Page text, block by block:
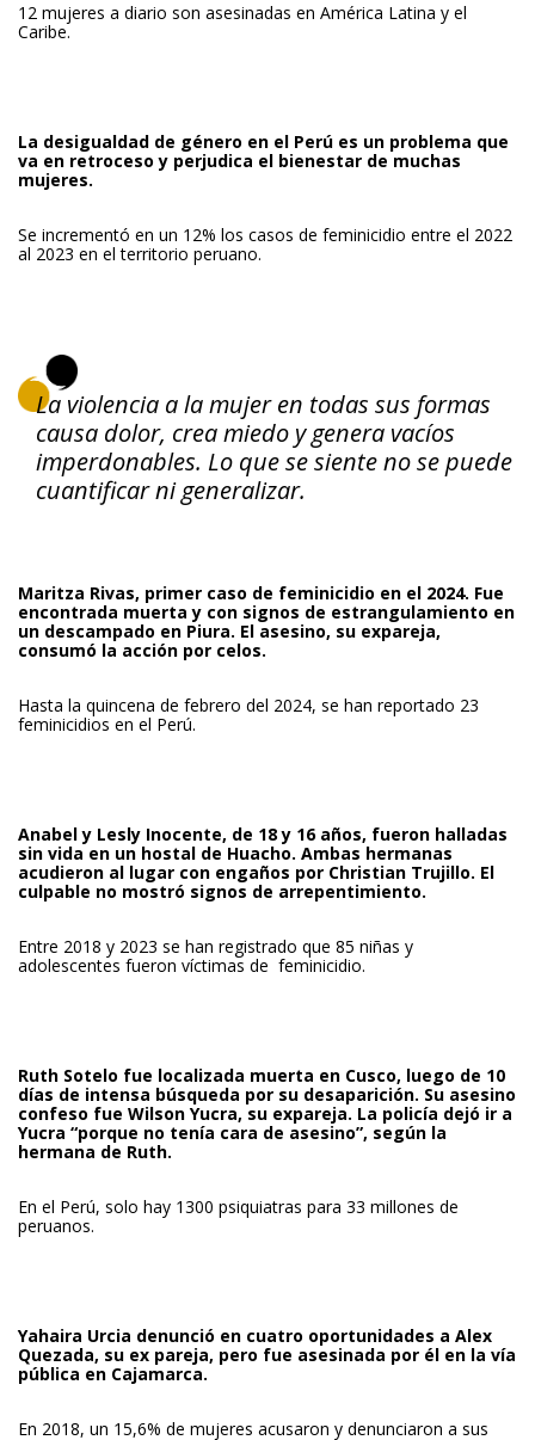
12 mujeres a diario son asesinadas en América Latina y el
Caribe.
La desigualdad de género en el Perú es un problema que
va en retroceso y perjudica el bienestar de muchas
mujeres.
Se incrementó en un 12% los casos de feminicidio entre el 2022
al 2023 en el territorio peruano.
La violencia a la mujer en todas sus formas
causa dolor, crea miedo y genera vacíos
imperdonables. Lo que se siente no se puede
cuantificar ni generalizar.
Maritza Rivas, primer caso de feminicidio en el 2024. Fue
encontrada muerta y con signos de estrangulamiento en
un descampado en Piura. El asesino, su expareja,
consumó la acción por celos.
Hasta la quincena de febrero del 2024, se han reportado 23
feminicidios en el Perú.
Anabel y Lesly Inocente, de 18 y 16 años, fueron halladas
sin vida en un hostal de Huacho. Ambas hermanas
acudieron al lugar con engaños por Christian Trujillo. El
culpable no mostró signos de arrepentimiento.
Entre 2018 y 2023 se han registrado que 85 niñas y
adolescentes fueron víctimas de feminicidio.
Ruth Sotelo fue localizada muerta en Cusco, luego de 10
días de intensa búsqueda por su desaparición. Su asesino
confeso fue Wilson Yucra, su expareja. La policía dejó ir a
Yucra “porque no tenía cara de asesino”, según la
hermana de Ruth.
En el Perú, solo hay 1300 psiquiatras para 33 millones de
peruanos.
Yahaira Urcia denunció en cuatro oportunidades a Alex
Quezada, su ex pareja, pero fue asesinada por él en la vía
pública en Cajamarca.
En 2018, un 15,6% de mujeres acusaron y denunciaron a sus